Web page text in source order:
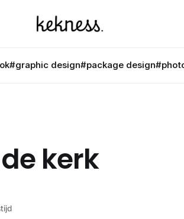
#graphic design#package design
kerk